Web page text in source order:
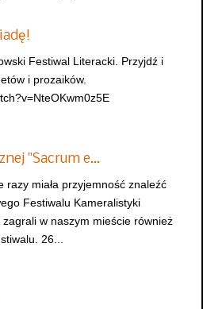
Festiwal Literacki. Przyjdź i
i prozaików.
"Sacrum e…
razy miała przyjemność znaleźć
Festiwalu Kameralistyki
zagrali w naszym mieście również
26...